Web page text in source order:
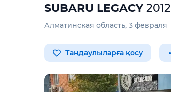
SUBARU LEGACY 2012
Алматинская область, 3 февраля
Таңдаулыларға қосу